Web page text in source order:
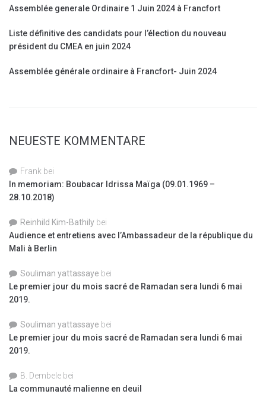
Assemblée generale Ordinaire 1 Juin 2024 à Francfort
Liste définitive des candidats pour l’élection du nouveau
président du CMEA en juin 2024
Assemblée générale ordinaire à Francfort- Juin 2024
NEUESTE KOMMENTARE
Frank bei
In memoriam: Boubacar Idrissa Maïga (09.01.1969 –
28.10.2018)
Reinhild Kim-Bathily bei
Audience et entretiens avec l’Ambassadeur de la république du
Mali à Berlin
Souliman yattassaye bei
Le premier jour du mois sacré de Ramadan sera lundi 6 mai
2019.
Souliman yattassaye bei
Le premier jour du mois sacré de Ramadan sera lundi 6 mai
2019.
B. Dembele bei
La communauté malienne en deuil